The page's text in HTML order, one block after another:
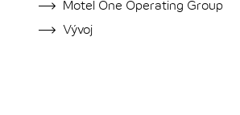
Motel One Operating Group
Vývoj